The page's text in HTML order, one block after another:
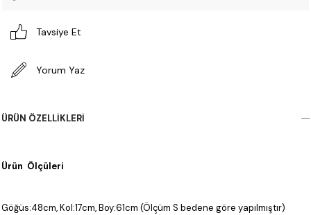
Tavsiye Et
Yorum Yaz
ÜRÜN ÖZELLIKLERI
Ürün Ölçüleri
Göğüs:48cm, Kol:17cm, Boy:61cm (Ölçüm S bedene göre yapılmıştır)